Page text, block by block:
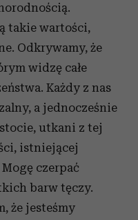
takie wartości,
Odkrywamy, że
widzę całe
Każdy z nas
a jednocześnie
utkani z tej
istniejącej
czerpać
barw tęczy.
że jesteśmy